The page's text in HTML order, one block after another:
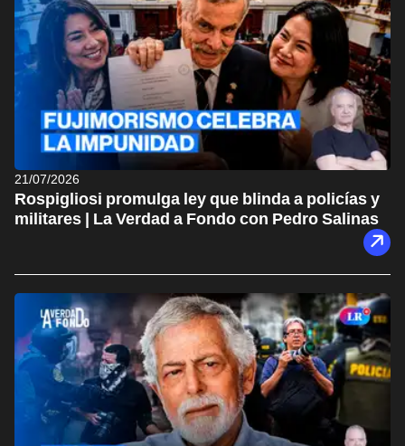
21/07/2026
Rospigliosi promulga ley que blinda a policías y
militares | La Verdad a Fondo con Pedro Salinas